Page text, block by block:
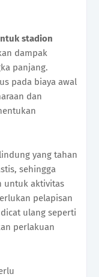
stadion
dampak
panjang.
pada biaya awal
dan
yang tahan
sehingga
untuk aktivitas
pelapisan
ulang seperti
perlakuan